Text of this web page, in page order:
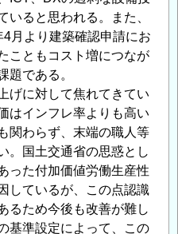
いると思われる。また、
月より建築確認申請にお
こともコスト増につなが
題である。
げに対して焦れてきてい
はインフレ率よりも高い
関わらず、末端の職人等
。国土交通省の思惑とし
った付加価値労働生産性
しているが、この点認識
るため今後も改善が難し
基準設定によって、この